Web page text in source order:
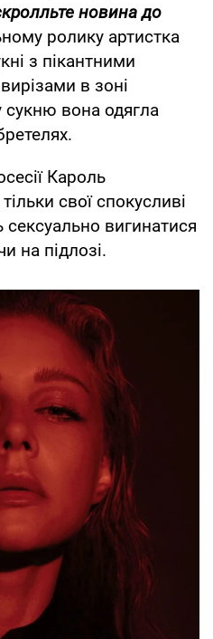
новина до
ролику артистка
з пікантними
в зоні
сукню вона одягла
Кароль
свої спокусливі
сексуально вигинатися
на підлозі.